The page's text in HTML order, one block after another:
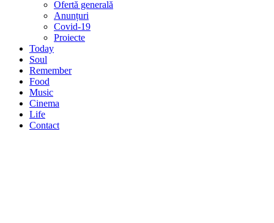
Ofertă generală
Anunțuri
Covid-19
Proiecte
Today
Soul
Remember
Food
Music
Cinema
Life
Contact